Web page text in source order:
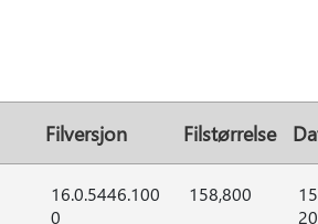
Filversjon Filstørrelse
16.0.5446.100
0
158,800